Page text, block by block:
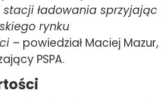
ładowania sprzyjając
rynku
– powiedział Maciej Mazur,
PSPA.